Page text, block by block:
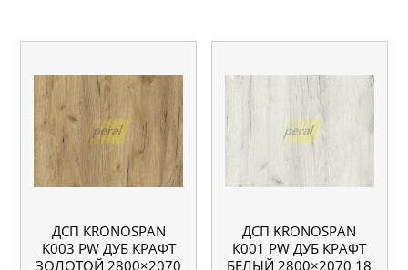
ДСП KRONOSPAN
K003 PW ДУБ КРАФТ
ЗОЛОТОЙ 2800×2070
ДСП KRONOSPAN
К001 PW ДУБ КРАФТ
БЕЛЫЙ 2800×2070 18